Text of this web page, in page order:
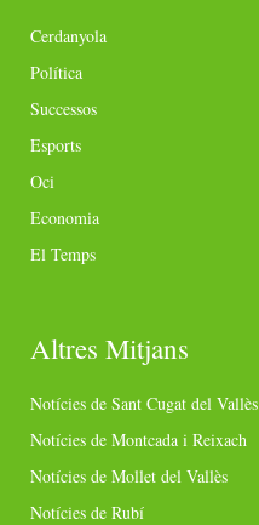
Cerdanyola
Política
Successos
Esports
Oci
Economia
El Temps
Altres Mitjans
Notícies de Sant Cugat del Vallès
Notícies de Montcada i Reixach
Notícies de Mollet del Vallès
Notícies de Rubí